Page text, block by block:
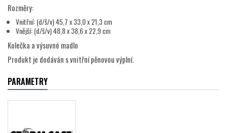
Rozměry:
Vnitřní: (d/š/v) 45,7 x 33,0 x 21,3 cm
Vnější: (d/š/v) 48,8 x 38,6 x 22,9 cm
Kolečka a výsuvné madlo
Produkt je dodáván s vnitřní pěnovou výplní.
PARAMETRY